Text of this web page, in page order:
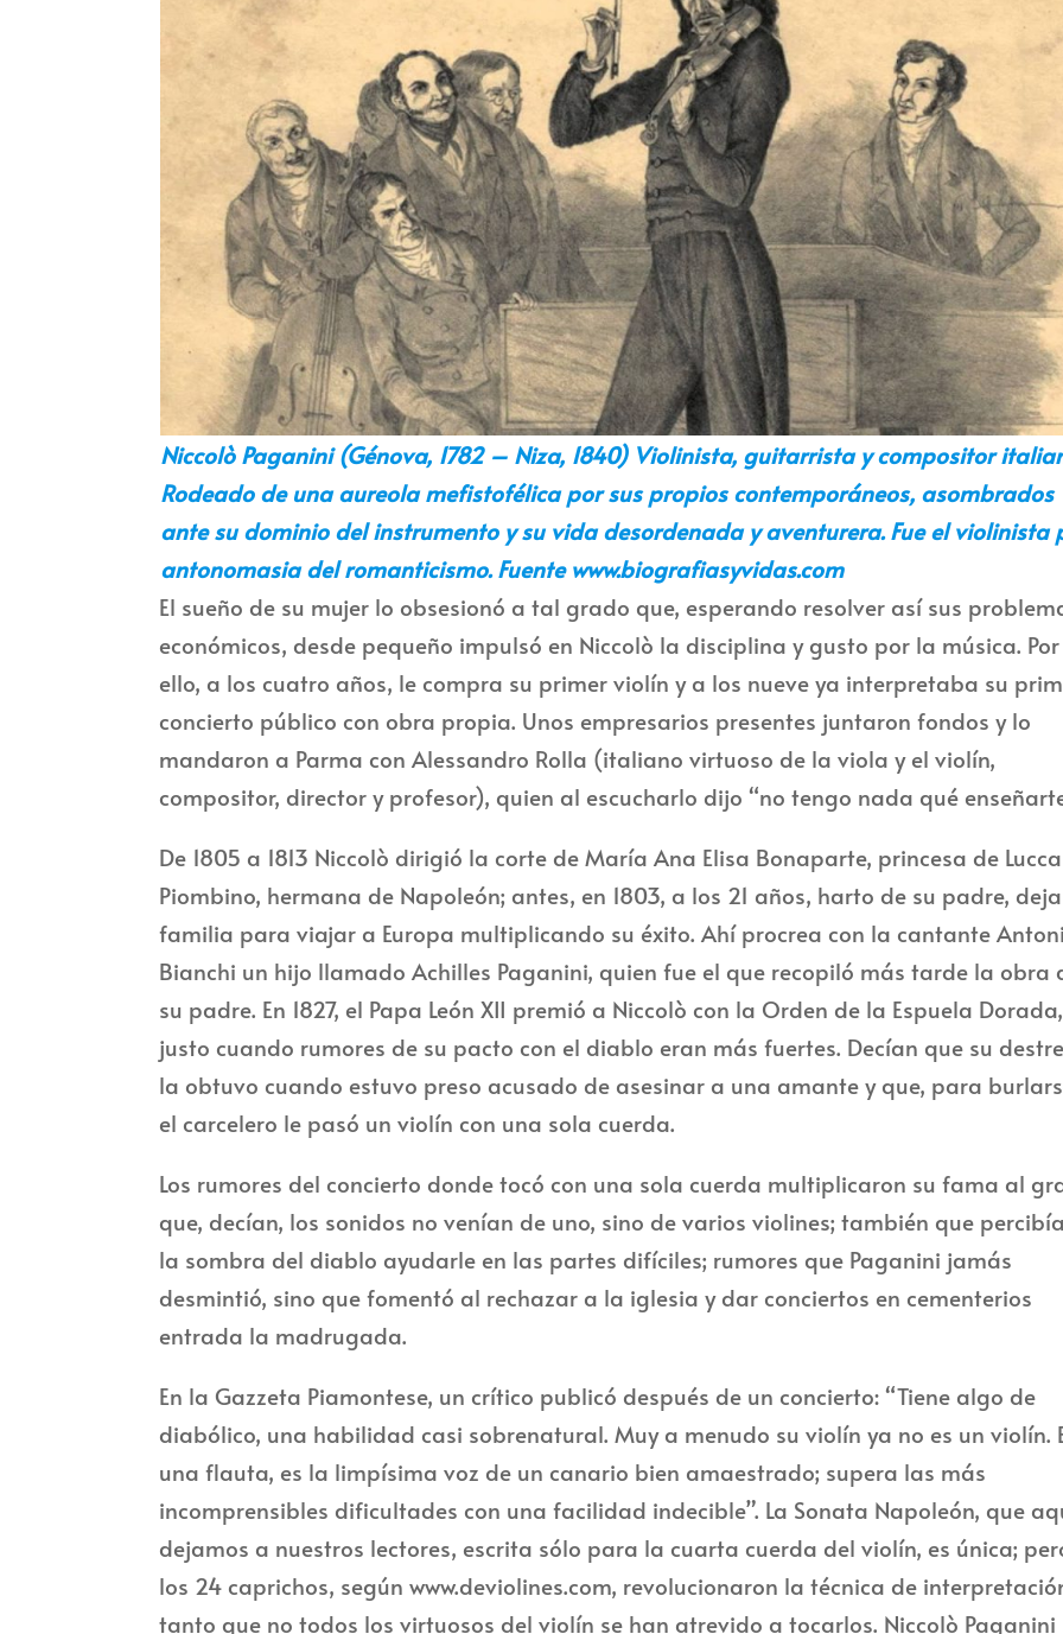
Niccolò Paganini (Génova, 1782 – Niza, 1840) Violinista, guitarrista y compositor
Rodeado de una aureola mefistofélica por sus propios contemporáneos, asombrados
ante su dominio del instrumento y su vida desordenada y aventurera. Fue el violinista
antonomasia del romanticismo. Fuente www.biografiasyvidas.com
El sueño de su mujer lo obsesionó a tal grado que, esperando resolver así sus
económicos, desde pequeño impulsó en Niccolò la disciplina y gusto por la música. Por
ello, a los cuatro años, le compra su primer violín y a los nueve ya interpretaba su
concierto público con obra propia. Unos empresarios presentes juntaron fondos y lo
mandaron a Parma con Alessandro Rolla (italiano virtuoso de la viola y el violín,
compositor, director y profesor), quien al escucharlo dijo “no tengo nada qué
De 1805 a 1813 Niccolò dirigió la corte de María Ana Elisa Bonaparte, princesa de
Piombino, hermana de Napoleón; antes, en 1803, a los 21 años, harto de su padre,
familia para viajar a Europa multiplicando su éxito. Ahí procrea con la cantante
Bianchi un hijo llamado Achilles Paganini, quien fue el que recopiló más tarde la obra
su padre. En 1827, el Papa León XII premió a Niccolò con la Orden de la Espuela Dorada,
justo cuando rumores de su pacto con el diablo eran más fuertes. Decían que su
la obtuvo cuando estuvo preso acusado de asesinar a una amante y que, para
el carcelero le pasó un violín con una sola cuerda.
Los rumores del concierto donde tocó con una sola cuerda multiplicaron su fama al
que, decían, los sonidos no venían de uno, sino de varios violines; también que
la sombra del diablo ayudarle en las partes difíciles; rumores que Paganini jamás
desmintió, sino que fomentó al rechazar a la iglesia y dar conciertos en cementerios
entrada la madrugada.
En la Gazzeta Piamontese, un crítico publicó después de un concierto: “Tiene algo de
diabólico, una habilidad casi sobrenatural. Muy a menudo su violín ya no es un violín.
una flauta, es la limpísima voz de un canario bien amaestrado; supera las más
incomprensibles dificultades con una facilidad indecible”. La Sonata Napoleón, que
dejamos a nuestros lectores, escrita sólo para la cuarta cuerda del violín, es única;
los 24 caprichos, según www.deviolines.com, revolucionaron la técnica de
tanto que no todos los virtuosos del violín se han atrevido a tocarlos. Niccolò Paganini